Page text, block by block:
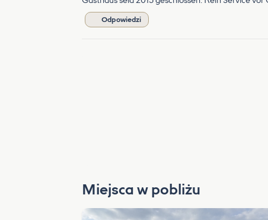
Odpowiedzi
Miejsca w pobliżu